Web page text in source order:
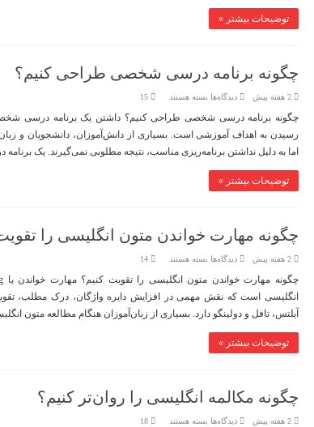
توضیحات بیشتر »
چگونه برنامه درسی شخصی طراحی کنیم؟
2 هفته پیش دیدگاه‌ها برای
برنامه
درسی
شخصی
کنیم؟
بسته هستند 15
چگونه برنامه درسی شخصی طراحی کنیم؟ داشتن یک برنامه درسی
رسیدن به اهداف آموزشی است. بسیاری از دانش‌آموزان، دانشجویان و
اما به دلیل نداشتن برنامه‌ریزی مناسب، نتیجه مطلوبی نمی‌گیرند. یک
توضیحات بیشتر »
چگونه مهارت خواندن متون انگلیسی را
2 هفته پیش دیدگاه‌ها برای
مهارت
خواندن
متون
را
بسته هستند 14
انگلیسی است که نقش مهمی در افزایش دایره واژگان، درک مطلب،
آیلتس، تافل و دولینگو دارد. بسیاری از زبان‌آموزان هنگام مطالعه متون
توضیحات بیشتر »
چگونه مکالمه انگلیسی را روان‌تر کنیم؟
2 هفته پیش دیدگاه‌ها برای
بسته هستند 18